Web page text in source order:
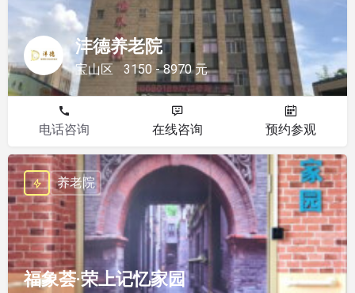
沣德养老院
宝山区 3150 - 8970 元
电话咨询 在线咨询 预约参观
福象荟·荣上记忆家园
养老院